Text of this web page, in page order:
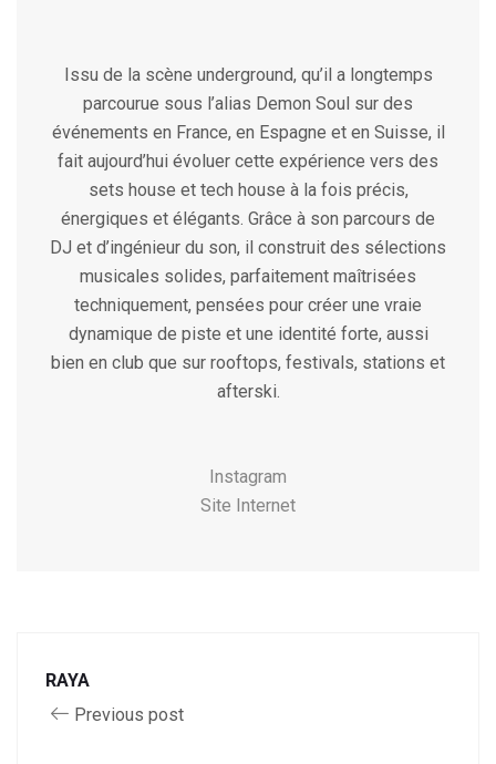
Issu de la scène underground, qu’il a longtemps
parcourue sous l’alias Demon Soul sur des
événements en France, en Espagne et en Suisse, il
fait aujourd’hui évoluer cette expérience vers des
sets house et tech house à la fois précis,
énergiques et élégants. Grâce à son parcours de
DJ et d’ingénieur du son, il construit des sélections
musicales solides, parfaitement maîtrisées
techniquement, pensées pour créer une vraie
dynamique de piste et une identité forte, aussi
bien en club que sur rooftops, festivals, stations et
afterski.
Instagram
Site Internet
RAYA
Previous post